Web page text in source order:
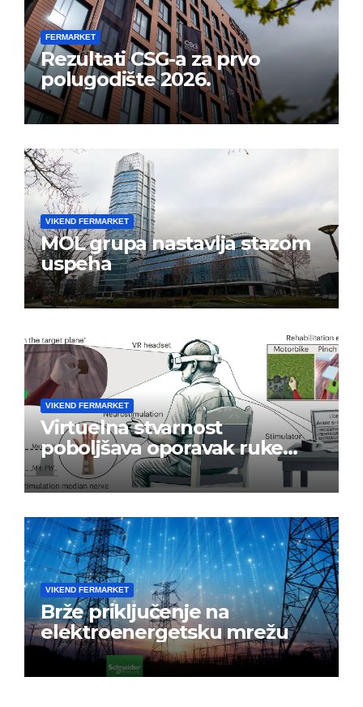
FERMARKET
Rezultati CSG-a za prvo
polugodište 2026.
VIKEND FERMARKET
MOL grupa nastavlja stazom
uspeha
VIKEND FERMARKET
Virtuelna stvarnost
poboljšava oporavak ruke
nakon moždanog udara
VIKEND FERMARKET
Brže priključenje na
elektroenergetsku mrežu